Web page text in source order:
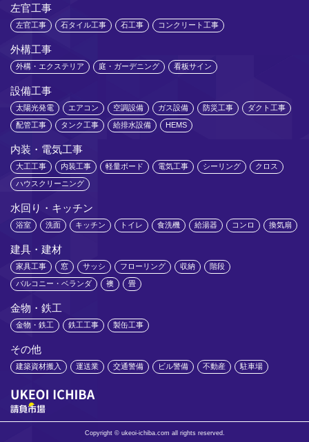
左官工事
左官工事 石タイル工事 石工事 コンクリート工事
外構工事
外構・エクステリア 庭・ガーデニング 看板サイン
設備工事
太陽光発電 エアコン 空調設備 ガス設備 防災工事 ダクト工事
配管工事 タンク工事 給排水設備 HEMS
内装・電気工事
大工工事 内装工事 軽量ボード 電気工事 シーリング クロス
ハウスクリーニング
水回り・キッチン
浴室 洗面 キッチン トイレ 食洗機 給湯器 コンロ 換気扇
建具・建材
家具工事 窓 サッシ フローリング 収納 階段
バルコニー・ベランダ 襖 畳
金物・鉄工
金物・鉄工 鉄工工事 製缶工事
その他
建築資材搬入 運送業 交通警備 ビル警備 不動産 駐車場
Copyright © ukeoi-ichiba.com all rights reserved.